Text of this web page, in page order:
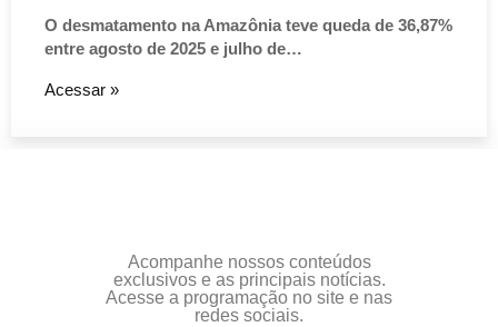
O desmatamento na Amazônia teve queda de 36,87%
entre agosto de 2025 e julho de…
Acessar »
Acompanhe nossos conteúdos
exclusivos e as principais notícias.
Acesse a programação no site e nas
redes sociais.